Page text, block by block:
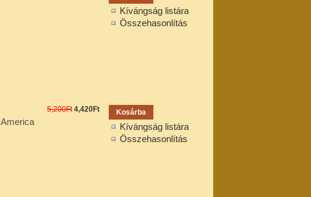
Kívángság listára
Összehasonlítás
Kívángság listára
Összehasonlítás
5,200Ft 4,420Ft